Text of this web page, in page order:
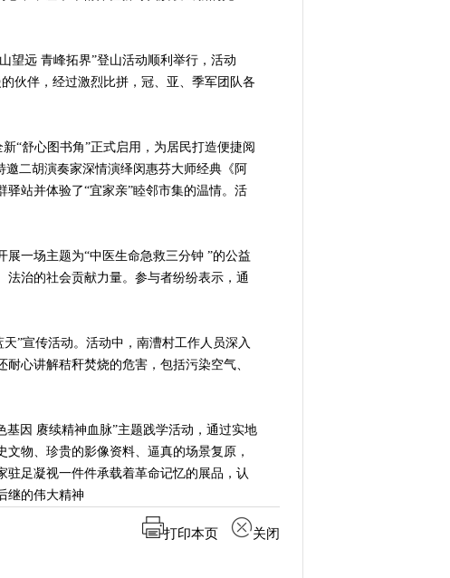
远 青峰拓界”登山活动顺利举行，活动
伙伴，经过激烈比拼，冠、亚、季军团队各
“舒心图书角”正式启用，为居民打造便捷阅
二胡演奏家深情演绎闵惠芬大师经典《阿
站并体验了“宜家亲”睦邻市集的温情。活
一场主题为“中医生命急救三分钟 ”的公益
治的社会贡献力量。参与者纷纷表示，通
”宣传活动。活动中，南漕村工作人员深入
心讲解秸秆焚烧的危害，包括污染空气、
因 赓续精神血脉”主题践学活动，通过实地
物、珍贵的影像资料、逼真的场景复原，
足凝视一件件承载着革命记忆的展品，认
继的伟大精神
打印本页 关闭